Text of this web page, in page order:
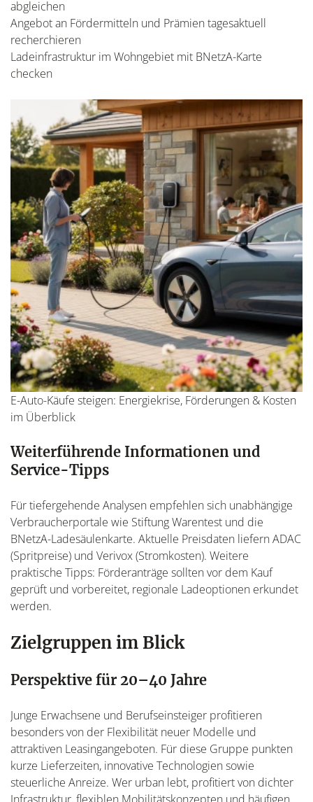
abgleichen
Angebot an Fördermitteln und Prämien tagesaktuell
recherchieren
Ladeinfrastruktur im Wohngebiet mit BNetzA-Karte
checken
E-Auto-Käufe steigen: Energiekrise, Förderungen & Kosten
im Überblick
Weiterführende Informationen und
Service-Tipps
Für tiefergehende Analysen empfehlen sich unabhängige
Verbraucherportale wie Stiftung Warentest und die
BNetzA-Ladesäulenkarte. Aktuelle Preisdaten liefern ADAC
(Spritpreise) und Verivox (Stromkosten). Weitere
praktische Tipps: Förderanträge sollten vor dem Kauf
geprüft und vorbereitet, regionale Ladeoptionen erkundet
werden.
Zielgruppen im Blick
Perspektive für 20–40 Jahre
Junge Erwachsene und Berufseinsteiger profitieren
besonders von der Flexibilität neuer Modelle und
attraktiven Leasingangeboten. Für diese Gruppe punkten
kurze Lieferzeiten, innovative Technologien sowie
steuerliche Anreize. Wer urban lebt, profitiert von dichter